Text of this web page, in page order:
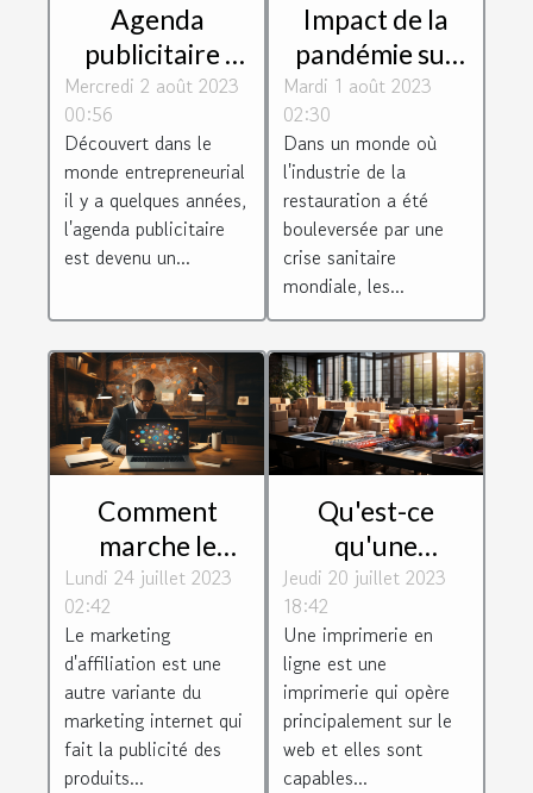
Agenda
publicitaire :
une véritable
opportunité
pour les
entreprises
Mercredi 2 août 2023
00:56
Découvert dans le
monde entrepreneurial
il y a quelques années,
l'agenda publicitaire
est devenu un...
Impact de la
pandémie sur
les revenus des
livreurs Uber
Eats
Mardi 1 août 2023
02:30
Dans un monde où
l'industrie de la
restauration a été
bouleversée par une
crise sanitaire
mondiale, les...
Comment
marche le
marketing
d'affiliation et
quels sont ses
atouts et ses
défauts ?
Lundi 24 juillet 2023
02:42
Le marketing
d'affiliation est une
autre variante du
marketing internet qui
fait la publicité des
produits...
Qu'est-ce
qu'une
imprimerie en
Jeudi 20 juillet 2023
18:42
Une imprimerie en
ligne est une
imprimerie qui opère
principalement sur le
web et elles sont
capables...